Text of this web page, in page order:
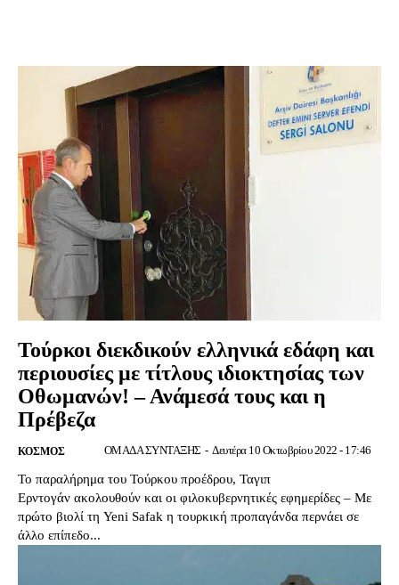
Τούρκοι διεκδικούν ελληνικά εδάφη και
περιουσίες με τίτλους ιδιοκτησίας των
Οθωμανών! – Ανάμεσά τους και η
Πρέβεζα
ΚΟΣΜΟΣ ΟΜΑΔΑ ΣΥΝΤΑΞΗΣ - Δευτέρα 10 Οκτωβρίου 2022 - 17:46
Το παραλήρημα του Τούρκου προέδρου, Ταγιπ
Ερντογάν ακολουθούν και οι φιλοκυβερνητικές εφημερίδες – Με
πρώτο βιολί τη Yeni Safak η τουρκική προπαγάνδα περνάει σε
άλλο επίπεδο...